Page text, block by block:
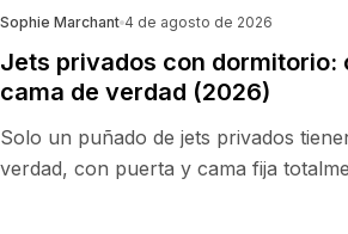
Sophie Marchant 4 de agosto de 2026
Jets privados con dormitorio:
cama de verdad (2026)
Solo un puñado de jets privados
verdad, con puerta y cama fija